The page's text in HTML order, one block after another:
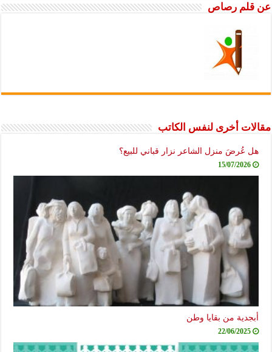
عن قلم رصاص
مقالات أخرى لنفس الكاتب
هل عُرضَ منزل الشاعر نزار قباني للبيع؟
15/07/2026
أبجدية من بقايا وطن
22/06/2025